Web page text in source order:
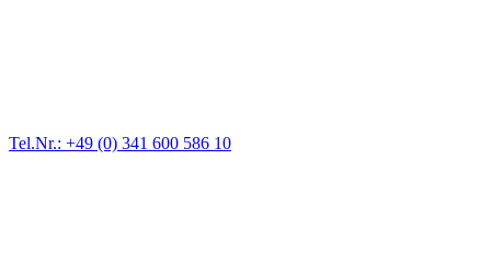
Tel.Nr.: +49 (0) 341 600 586 10